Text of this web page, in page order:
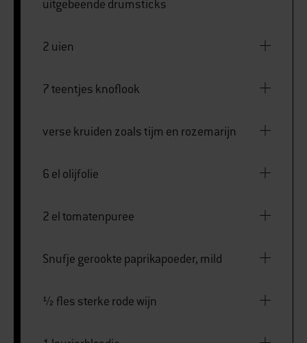
uitgebeende drumsticks
2 uien
7 teentjes knoflook
verse kruiden zoals tijm en rozemarijn
6 el olijfolie
2 el tomatenpuree
Snufje gerookte paprikapoeder, mild
½ fles sterke rode wijn